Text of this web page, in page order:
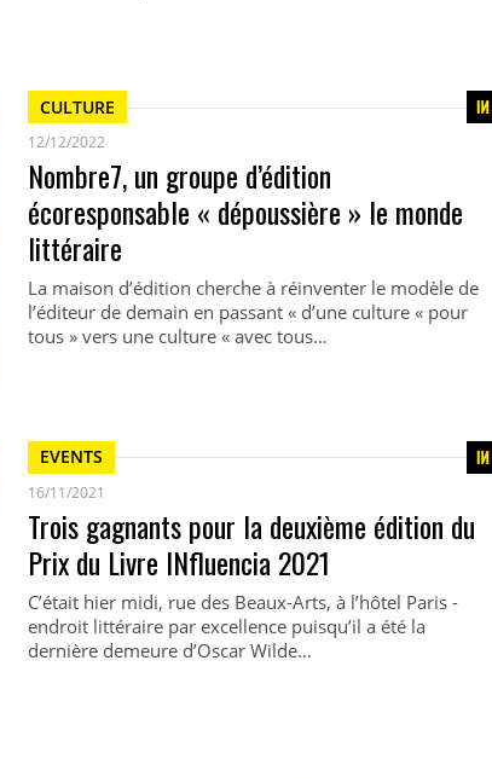
CULTURE
12/12/2022
Nombre7, un groupe d’édition
écoresponsable « dépoussière » le monde
littéraire
La maison d’édition cherche à réinventer le modèle de
l’éditeur de demain en passant « d’une culture « pour
tous » vers une culture « avec tous…
EVENTS
16/11/2021
Trois gagnants pour la deuxième édition du
Prix du Livre INfluencia 2021
C’était hier midi, rue des Beaux-Arts, à l’hôtel Paris -
endroit littéraire par excellence puisqu’il a été la
dernière demeure d’Oscar Wilde…